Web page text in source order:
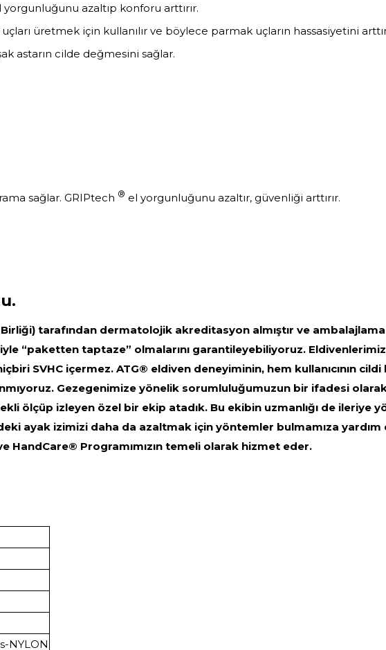
azaltıp konforu arttırır.
üretmek için kullanılır ve böylece parmak uçların hassasiyetini
astarın cilde değmesini sağlar.
sağlar. GRIPtech ® el yorgunluğunu azaltır, güvenliği arttırır.
tarafından dermatolojik akreditasyon almıştır ve
“paketten taptaze” olmalarını garantileyebiliyoruz.
SVHC içermez. ATG® eldiven deneyiminin, hem kullanıcının
Gezegenimize yönelik sorumluluğumuzun bir ifadesi
ölçüp izleyen özel bir ekip atadık. Bu ekibin uzmanlığı de ileriye
ayak izimizi daha da azaltmak için yöntemler bulmamıza yardım
HandCare® Programımızın temeli olarak hizmet eder.
NYLON